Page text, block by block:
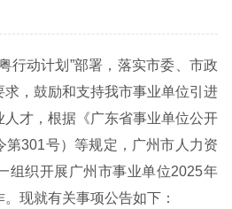
行动计划”部署，落实市委、市政
求，鼓励和支持我市事业单位引进
才，根据《广东省事业单位公开
第301号）等规定，广州市人力资
组织开展广州市事业单位2025年
现就有关事项公告如下：